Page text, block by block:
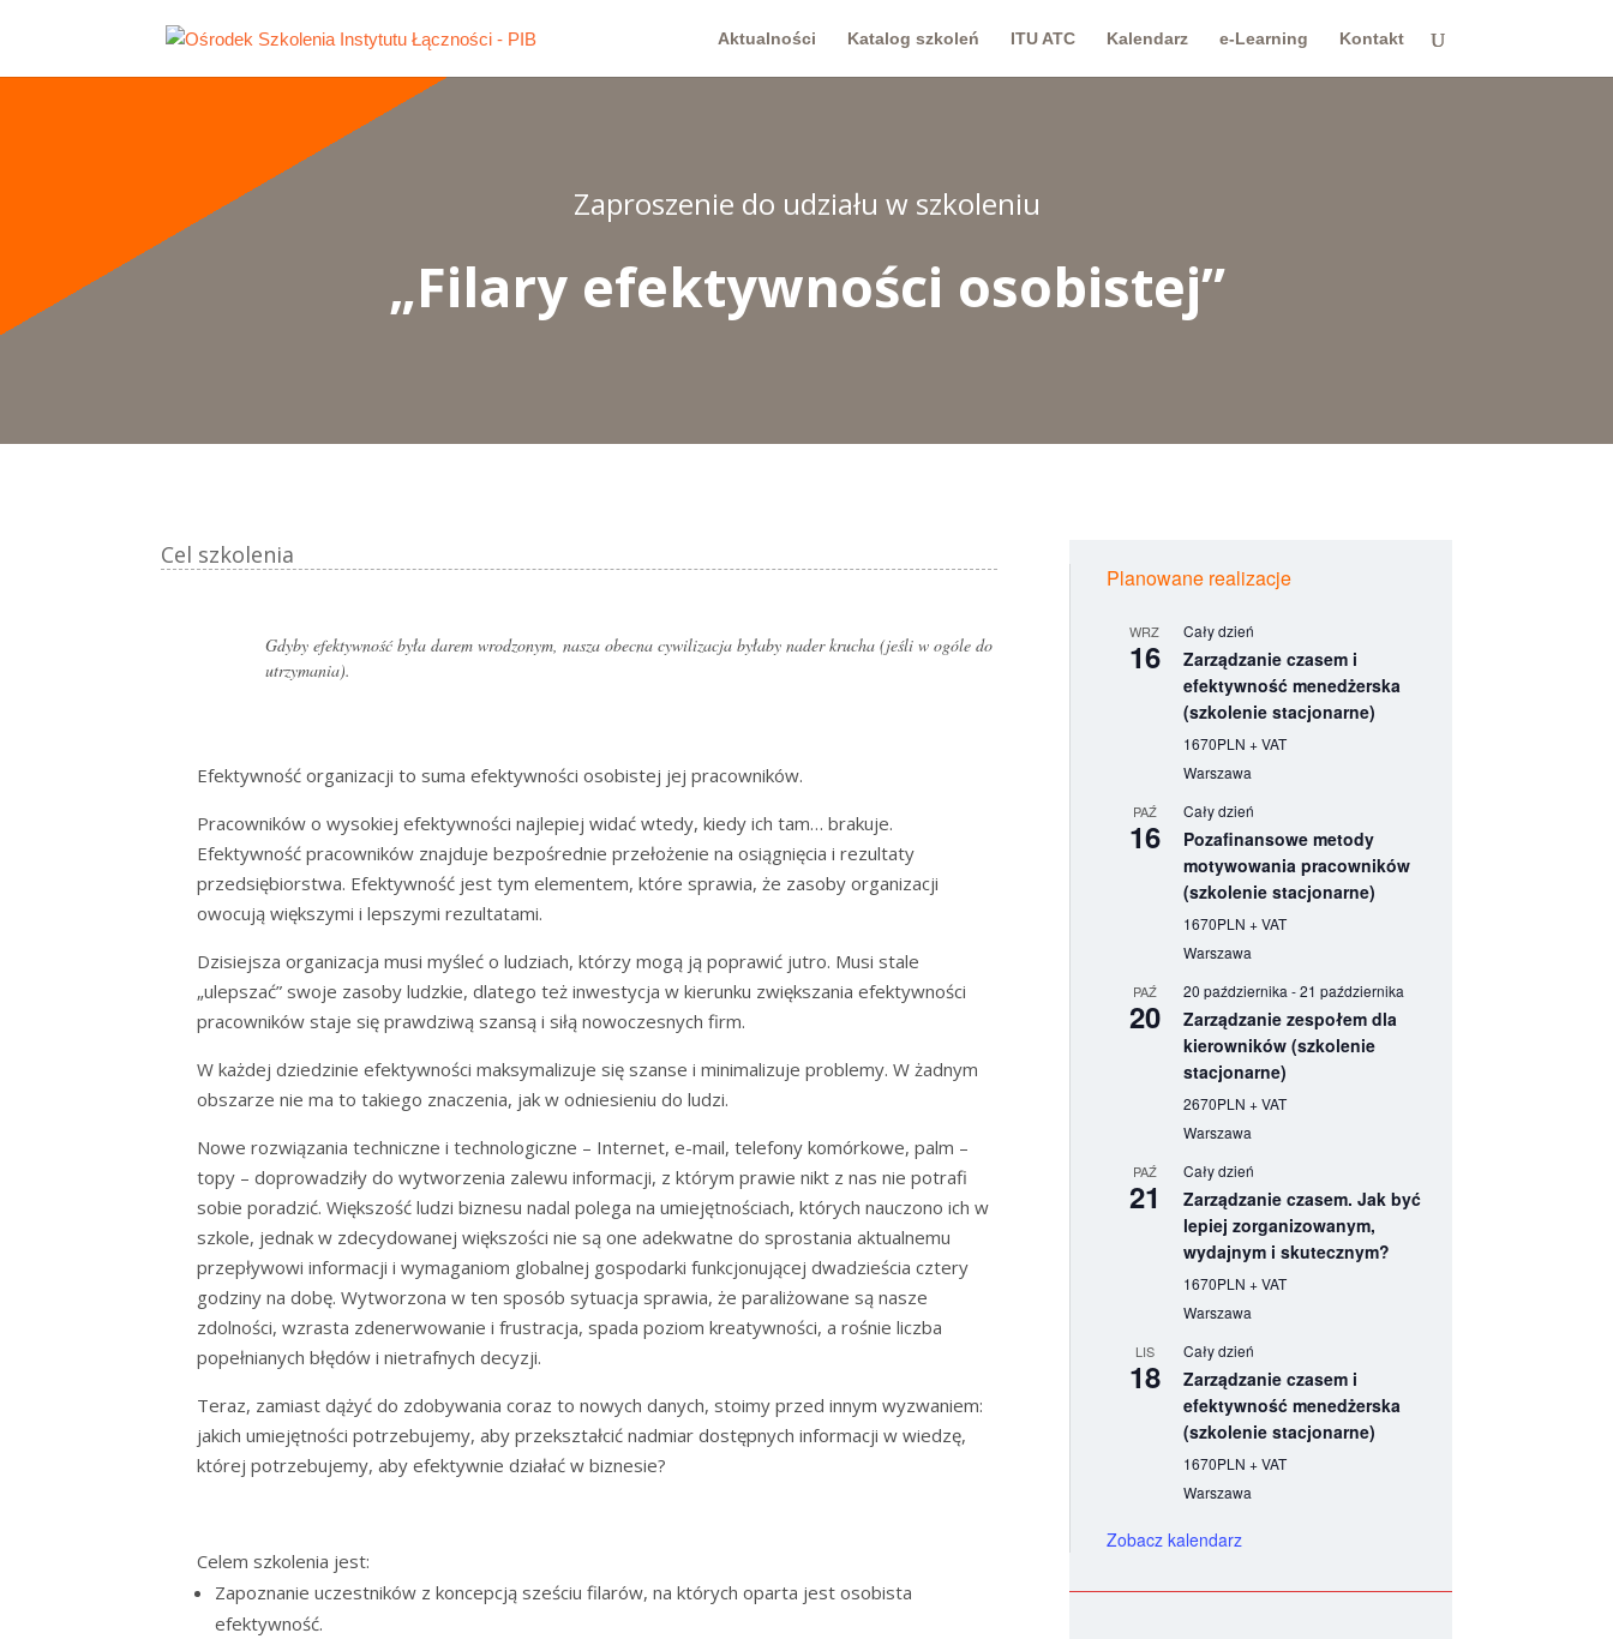
Aktualności Katalog szkoleń ITU ATC Kalendarz e-Learning Kontakt
Zaproszenie do udziału w szkoleniu
„Filary efektywności osobistej”
Cel szkolenia
Gdyby efektywność była darem wrodzonym, nasza obecna cywilizacja byłaby nader krucha (jeśli w ogóle do
utrzymania).
Efektywność organizacji to suma efektywności osobistej jej pracowników.
Pracowników o wysokiej efektywności najlepiej widać wtedy, kiedy ich tam… brakuje.
Efektywność pracowników znajduje bezpośrednie przełożenie na osiągnięcia i rezultaty
przedsiębiorstwa. Efektywność jest tym elementem, które sprawia, że zasoby organizacji
owocują większymi i lepszymi rezultatami.
Dzisiejsza organizacja musi myśleć o ludziach, którzy mogą ją poprawić jutro. Musi stale
„ulepszać” swoje zasoby ludzkie, dlatego też inwestycja w kierunku zwiększania efektywności
pracowników staje się prawdziwą szansą i siłą nowoczesnych firm.
W każdej dziedzinie efektywności maksymalizuje się szanse i minimalizuje problemy. W żadnym
obszarze nie ma to takiego znaczenia, jak w odniesieniu do ludzi.
Nowe rozwiązania techniczne i technologiczne – Internet, e-mail, telefony komórkowe, palm –
topy – doprowadziły do wytworzenia zalewu informacji, z którym prawie nikt z nas nie potrafi
sobie poradzić. Większość ludzi biznesu nadal polega na umiejętnościach, których nauczono ich w
szkole, jednak w zdecydowanej większości nie są one adekwatne do sprostania aktualnemu
przepływowi informacji i wymaganiom globalnej gospodarki funkcjonującej dwadzieścia cztery
godziny na dobę. Wytworzona w ten sposób sytuacja sprawia, że paraliżowane są nasze
zdolności, wzrasta zdenerwowanie i frustracja, spada poziom kreatywności, a rośnie liczba
popełnianych błędów i nietrafnych decyzji.
Teraz, zamiast dążyć do zdobywania coraz to nowych danych, stoimy przed innym wyzwaniem:
jakich umiejętności potrzebujemy, aby przekształcić nadmiar dostępnych informacji w wiedzę,
której potrzebujemy, aby efektywnie działać w biznesie?
Celem szkolenia jest:
Zapoznanie uczestników z koncepcją sześciu filarów, na których oparta jest osobista
efektywność.
Planowane realizacje
WRZ
16
Cały dzień
Zarządzanie czasem i
efektywność menedżerska
(szkolenie stacjonarne)
1670PLN + VAT
Warszawa
PAŹ
16
Cały dzień
Pozafinansowe metody
motywowania pracowników
(szkolenie stacjonarne)
1670PLN + VAT
Warszawa
PAŹ
20
20 października -21 października
Zarządzanie zespołem dla
kierowników (szkolenie
stacjonarne)
2670PLN + VAT
Warszawa
PAŹ
21
Cały dzień
Zarządzanie czasem. Jak być
lepiej zorganizowanym,
wydajnym i skutecznym?
1670PLN + VAT
Warszawa
LIS
18
Cały dzień
Zarządzanie czasem i
efektywność menedżerska
(szkolenie stacjonarne)
1670PLN + VAT
Warszawa
Zobacz kalendarz